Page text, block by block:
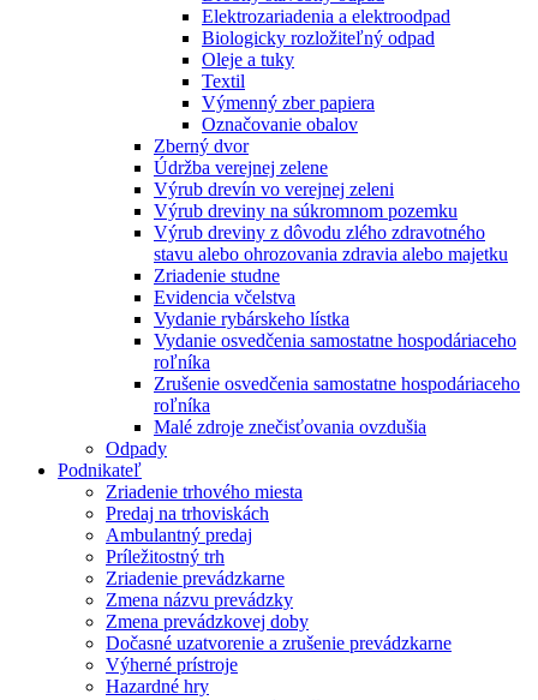
Elektrozariadenia a elektroodpad
Biologicky rozložiteľný odpad
Oleje a tuky
Textil
Výmenný zber papiera
Označovanie obalov
Zberný dvor
Údržba verejnej zelene
Výrub drevín vo verejnej zeleni
Výrub dreviny na súkromnom pozemku
Výrub dreviny z dôvodu zlého zdravotného
stavu alebo ohrozovania zdravia alebo majetku
Zriadenie studne
Evidencia včelstva
Vydanie rybárskeho lístka
Vydanie osvedčenia samostatne hospodáriaceho
roľníka
Zrušenie osvedčenia samostatne hospodáriaceho
roľníka
Malé zdroje znečisťovania ovzdušia
Odpady
Podnikateľ
Zriadenie trhového miesta
Predaj na trhoviskách
Ambulantný predaj
Príležitostný trh
Zriadenie prevádzkarne
Zmena názvu prevádzky
Zmena prevádzkovej doby
Dočasné uzatvorenie a zrušenie prevádzkarne
Výherné prístroje
Hazardné hry